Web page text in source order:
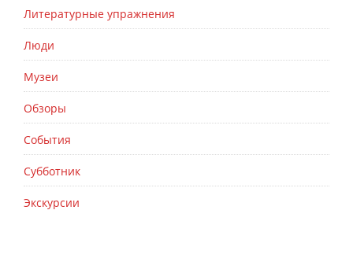
Литературные упражнения
Люди
Музеи
Обзоры
События
Субботник
Экскурсии